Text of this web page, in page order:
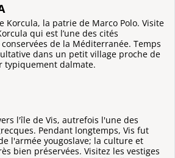
Korcula, la patrie de Marco Polo. Visite
qui est l’une des cités
de la Méditerranée. Temps
dans un petit village proche de
typiquement dalmate.
l'île de Vis, autrefois l'une des
Pendant longtemps, Vis fut
l'armée yougoslave; la culture et
bien préservées. Visitez les vestiges